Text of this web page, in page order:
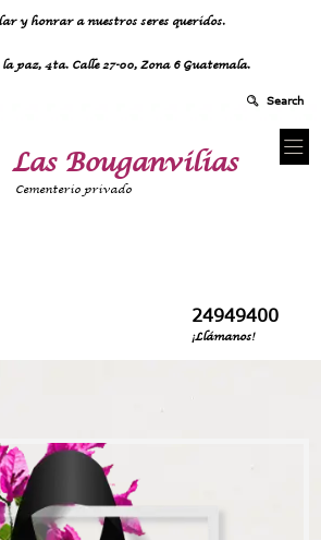
y honrar a nuestros seres queridos.
paz, 4ta. Calle 27-00, Zona 6 Guatemala.
Las Bouganvilias
Cementerio privado
24949400
¡Llámanos!